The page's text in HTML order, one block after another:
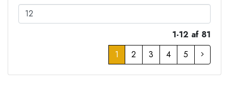
1-12 af 81
1
2 3 4 5